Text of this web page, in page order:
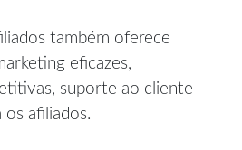
também oferece
eficazes,
suporte ao cliente
afiliados.